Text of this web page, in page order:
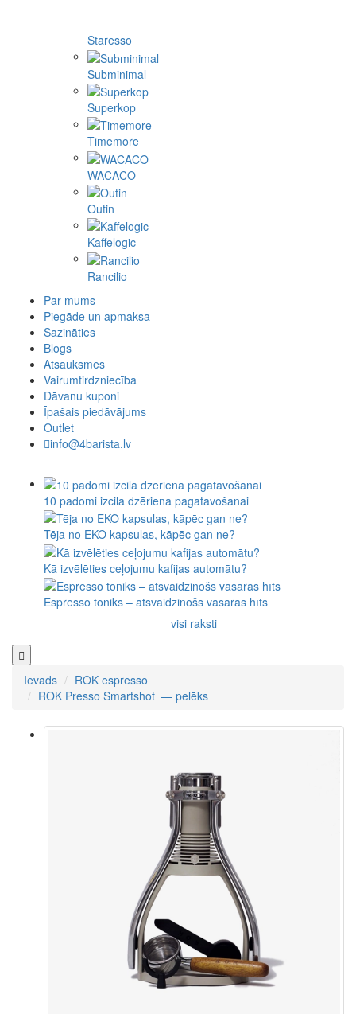
Staresso
Subminimal
Superkop
Timemore
WACACO
Outin
Kaffelogic
Rancilio
Par mums
Piegāde un apmaksa
Sazināties
Blogs
Atsauksmes
Vairumtirdzniecība
Dāvanu kuponi
Īpašais piedāvājums
Outlet
info@4barista.lv
10 padomi izcila dzēriena pagatavošanai
Tēja no EKO kapsulas, kāpēc gan ne?
Kā izvēlēties ceļojumu kafijas automātu?
Espresso toniks – atsvaidzinošs vasaras hīts
visi raksti
Ievads
ROK espresso
ROK Presso Smartshot — pelēks